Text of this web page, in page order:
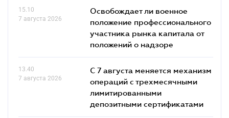
15.10
7 августа 2026
Освобождает ли военное
положение профессионального
участника рынка капитала от
положений о надзоре
13.40
7 августа 2026
С 7 августа меняется механизм
операций с трехмесячными
лимитированными
депозитными сертификатами